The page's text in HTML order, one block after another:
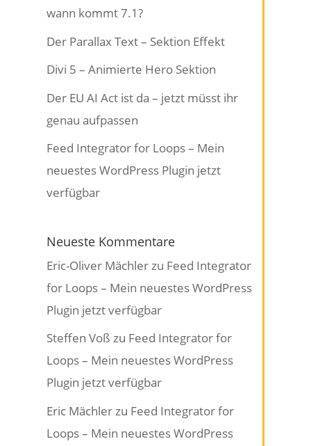
wann kommt 7.1?
Der Parallax Text – Sektion Effekt
Divi 5 – Animierte Hero Sektion
Der EU AI Act ist da – jetzt müsst ihr
genau aufpassen
Feed Integrator for Loops – Mein
neuestes WordPress Plugin jetzt
verfügbar
Neueste Kommentare
Eric-Oliver Mächlerzu Feed Integrator
for Loops – Mein neuestes WordPress
Plugin jetzt verfügbar
Steffen Voß zu Feed Integrator for
Loops – Mein neuestes WordPress
Plugin jetzt verfügbar
Eric Mächlerzu Feed Integrator for
Loops – Mein neuestes WordPress